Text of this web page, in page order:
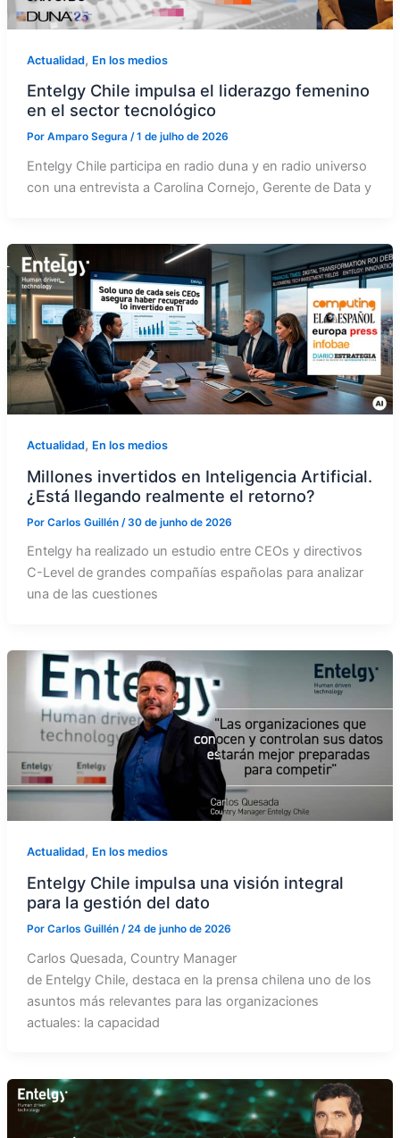
Actualidad, En los medios
Entelgy Chile impulsa el liderazgo femenino
en el sector tecnológico
Por Amparo Segura /1 de julho de 2026
Entelgy Chile participa en radio duna y en radio universo
con una entrevista a Carolina Cornejo, Gerente de Data y
Actualidad, En los medios
Millones invertidos en Inteligencia Artificial.
¿Está llegando realmente el retorno?
Por Carlos Guillén /30 de junho de 2026
Entelgy ha realizado un estudio entre CEOs y directivos
C-Level de grandes compañías españolas para analizar
una de las cuestiones
Actualidad, En los medios
Entelgy Chile impulsa una visión integral
para la gestión del dato
Por Carlos Guillén /24 de junho de 2026
Carlos Quesada, Country Manager
de Entelgy Chile, destaca en la prensa chilena uno de los
asuntos más relevantes para las organizaciones
actuales: la capacidad